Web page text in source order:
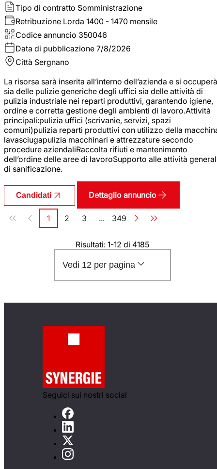
Tipo di contratto Somministrazione
Retribuzione Lorda 1400 - 1470 mensile
Codice annuncio 350046
Data di pubblicazione 7/8/2026
Città Sergnano
La risorsa sarà inserita all’interno dell’azienda e si occuperà
sia delle pulizie generiche degli uffici sia delle attività di
pulizia industriale nei reparti produttivi, garantendo igiene,
ordine e corretta gestione degli ambienti di lavoro.Attività
principali:pulizia uffici (scrivanie, servizi, spazi
comuni)pulizia reparti produttivi con utilizzo della
lavasciugapulizia macchinari e attrezzature secondo
procedure aziendaliRaccolta rifiuti e mantenimento
dell’ordine delle aree di lavoroSupporto alle attività
di sanificazione.
Candidati Dettaglio annuncio
Paginazione
Pagina
1 Pagina
2 Pagina
3 ... Pagina
349
Risultati: 1-12 di 4185
Vedi 12 per pagina
Seguici sui nostri social